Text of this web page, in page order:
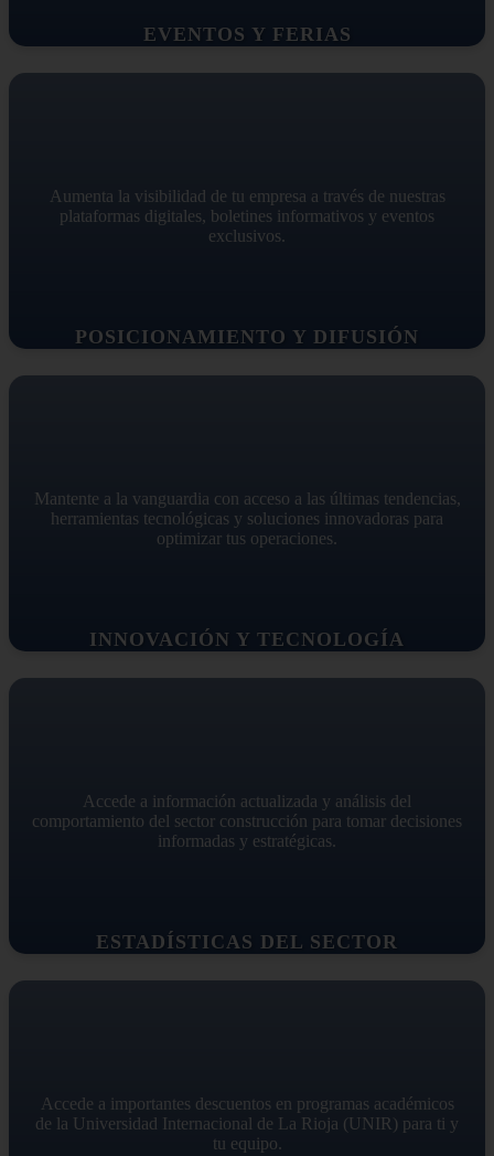
EVENTOS Y FERIAS
POSICIONAMIENTO Y DIFUSIÓN
Aumenta la visibilidad de tu empresa a través de nuestras
plataformas digitales, boletines informativos y eventos
exclusivos.
INNOVACIÓN Y TECNOLOGÍA
Mantente a la vanguardia con acceso a las últimas tendencias,
herramientas tecnológicas y soluciones innovadoras para
optimizar tus operaciones.
ESTADÍSTICAS DEL SECTOR
Accede a información actualizada y análisis del
comportamiento del sector construcción para tomar decisiones
informadas y estratégicas.
Accede a importantes descuentos en programas académicos
de la Universidad Internacional de La Rioja (UNIR) para ti y
tu equipo.